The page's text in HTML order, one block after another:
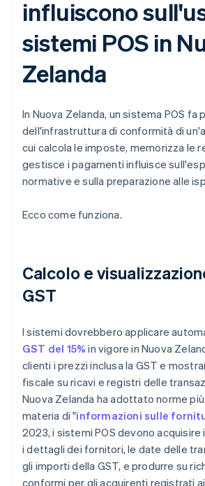
influiscono
sistemi POS in
Zelanda
In Nuova Zelanda, un sistema POS fa
dell'infrastruttura di conformità di
cui calcola le imposte, memorizza le
gestisce i pagamenti influisce
normative e sulla preparazione alle
Ecco come funziona.
Calcolo e
GST
I sistemi dovrebbero applicare
GST del 15% in vigore in Nuova
clienti i prezzi inclusa la GST e
fiscale su ricavi e registri delle
Nuova Zelanda ha adottato norme
materia di "informazioni sulle
2023, i sistemi POS devono
i dettagli dei fornitori, le date delle
gli importi della GST, e produrre su
conformi per gli acquirenti registrati